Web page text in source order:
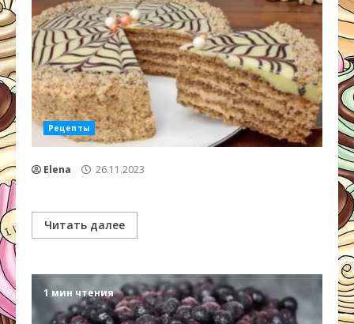
Рецепты
Elena 26.11.2023
Читать далее
1 мин чтения